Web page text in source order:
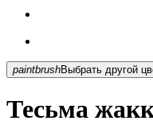
paintbrush Выбрать
Тесьма